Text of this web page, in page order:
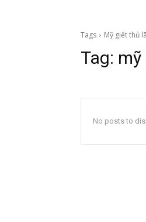
Tags Mỹ giết thủ
Tag:
No posts to